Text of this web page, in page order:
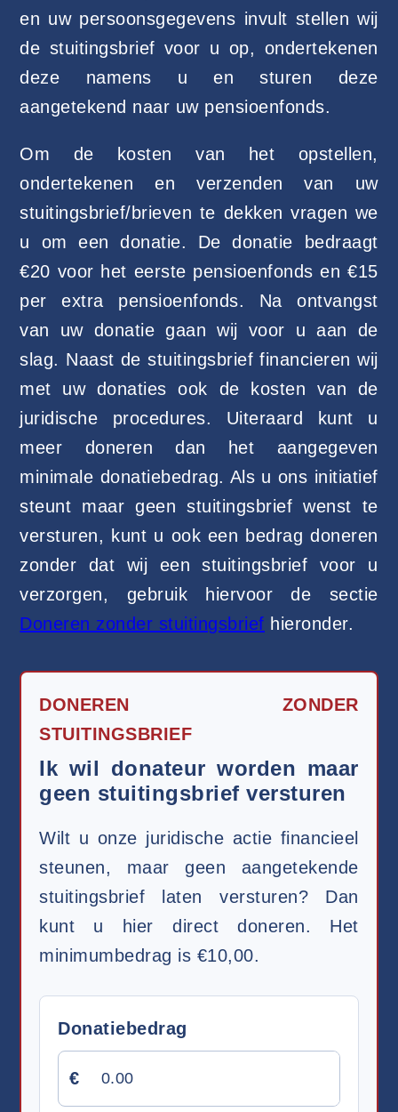
en uw persoonsgegevens invult stellen wij
de stuitingsbrief voor u op, ondertekenen
deze namens u en sturen deze
aangetekend naar uw pensioenfonds.
Om de kosten van het opstellen,
ondertekenen en verzenden van uw
stuitingsbrief/brieven te dekken vragen we
u om een donatie. De donatie bedraagt
€20 voor het eerste pensioenfonds en €15
per extra pensioenfonds. Na ontvangst
van uw donatie gaan wij voor u aan de
slag. Naast de stuitingsbrief financieren wij
met uw donaties ook de kosten van de
juridische procedures. Uiteraard kunt u
meer doneren dan het aangegeven
minimale donatiebedrag. Als u ons initiatief
steunt maar geen stuitingsbrief wenst te
versturen, kunt u ook een bedrag doneren
zonder dat wij een stuitingsbrief voor u
verzorgen, gebruik hiervoor de sectie
Doneren zonder stuitingsbrief hieronder.
DONEREN ZONDER
STUITINGSBRIEF
Ik wil donateur worden maar
geen stuitingsbrief versturen
Wilt u onze juridische actie financieel
steunen, maar geen aangetekende
stuitingsbrief laten versturen? Dan
kunt u hier direct doneren. Het
minimumbedrag is €10,00.
Donatiebedrag
€